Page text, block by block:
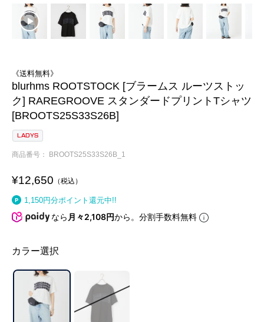
《送料無料》
blurhms ROOTSTOCK [ブラームス ルーツストッ
ク] RAREGROOVE スタンダードプリントTシャツ
[BROOTS25S33S26B]
LADYS
商品番号 BROOTS25S33S26B_1
¥12,650 税込
1,150円分ポイント還元中!!
なら 月々2,108円から。分割手数料無料
カラー選択